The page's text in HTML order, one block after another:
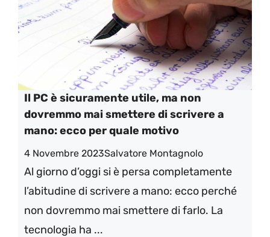
Il PC è sicuramente utile, ma non
dovremmo mai smettere di scrivere a
mano: ecco per quale motivo
4 Novembre 2023Salvatore Montagnolo
Al giorno d’oggi si è persa completamente
l’abitudine di scrivere a mano: ecco perché
non dovremmo mai smettere di farlo. La
tecnologia ha ...